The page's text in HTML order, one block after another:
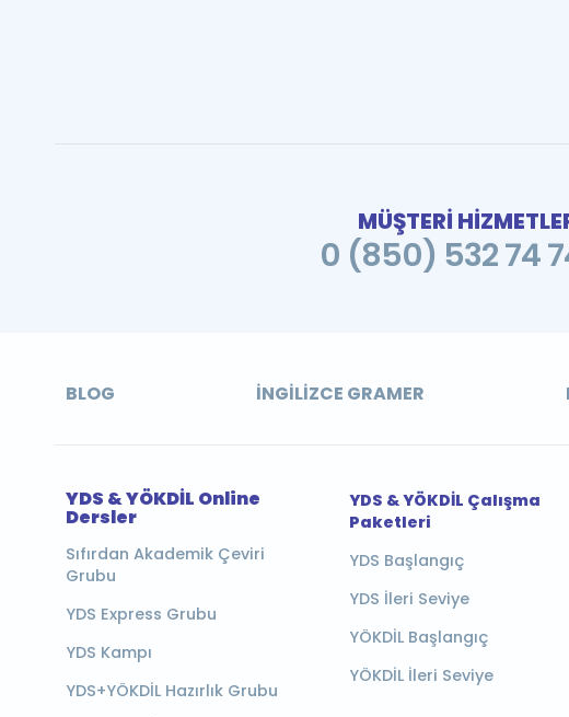
MÜŞTERİ
0 (850) 532 74
BLOG İNGILIZCE GRAMER
YDS & YÖKDİL Online
Dersler
Sıfırdan Akademik Çeviri
Grubu
YDS Express Grubu
YDS Kampı
YDS+YÖKDİL Hazırlık Grubu
YDS & YÖKDİL Çalışma
Paketleri
YDS Başlangıç
YDS İleri Seviye
YÖKDİL Başlangıç
YÖKDİL İleri Seviye